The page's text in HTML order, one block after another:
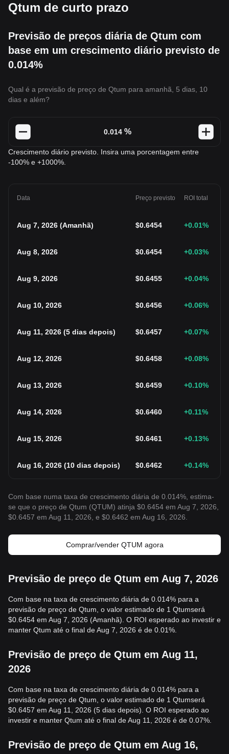
Qtum de curto prazo
Previsão de preços diária de Qtum com
base em um crescimento diário previsto de
0.014%
Qual é a previsão de preço de Qtum para amanhã, 5 dias, 10
dias e além?
%
Crescimento diário previsto. Insira uma porcentagem entre
-100% e +1000%.
Data Preço previsto ROI total
Aug 7, 2026 (Amanhã) $0.6454 +0.01%
Aug 8, 2026 $0.6454 +0.03%
Aug 9, 2026 $0.6455 +0.04%
Aug 10, 2026 $0.6456 +0.06%
Aug 11, 2026 (5 dias depois) $0.6457 +0.07%
Aug 12, 2026 $0.6458 +0.08%
Aug 13, 2026 $0.6459 +0.10%
Aug 14, 2026 $0.6460 +0.11%
Aug 15, 2026 $0.6461 +0.13%
Aug 16, 2026 (10 dias depois) $0.6462 +0.14%
Com base numa taxa de crescimento diária de 0.014%, estima-
se que o preço de Qtum (QTUM) atinja $0.6454 em Aug 7, 2026,
$0.6457 em Aug 11, 2026, e $0.6462 em Aug 16, 2026.
Comprar/vender QTUM agora
Previsão de preço de Qtum em Aug 7, 2026
Com base na taxa de crescimento diária de 0.014% para a
previsão de preço de Qtum, o valor estimado de 1 Qtumserá
$0.6454 em Aug 7, 2026 (Amanhã). O ROI esperado ao investir e
manter Qtum até o final de Aug 7, 2026 é de 0.01%.
Previsão de preço de Qtum em Aug 11,
2026
Com base na taxa de crescimento diária de 0.014% para a
previsão de preço de Qtum, o valor estimado de 1 Qtumserá
$0.6457 em Aug 11, 2026 (5 dias depois). O ROI esperado ao
investir e manter Qtum até o final de Aug 11, 2026 é de 0.07%.
Previsão de preço de Qtum em Aug 16,